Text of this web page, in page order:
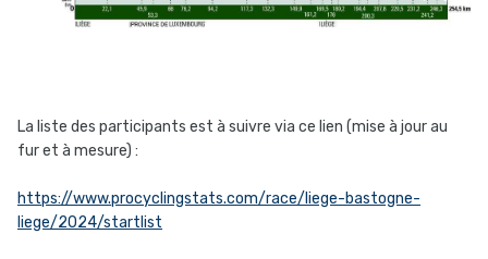
La liste des participants est à suivre via ce lien (mise à jour au
fur et à mesure) :
https://www.procyclingstats.com/race/liege-bastogne-
liege/2024/startlist